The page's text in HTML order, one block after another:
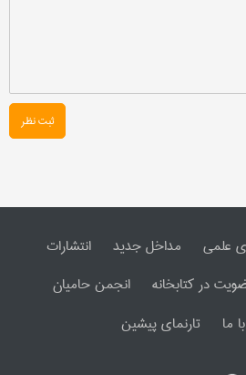
ثبت نظر
علمی مداخل جدید
انتشارات
در کتابخانه
انجمن حامیان
ما
تارنمای پیشین